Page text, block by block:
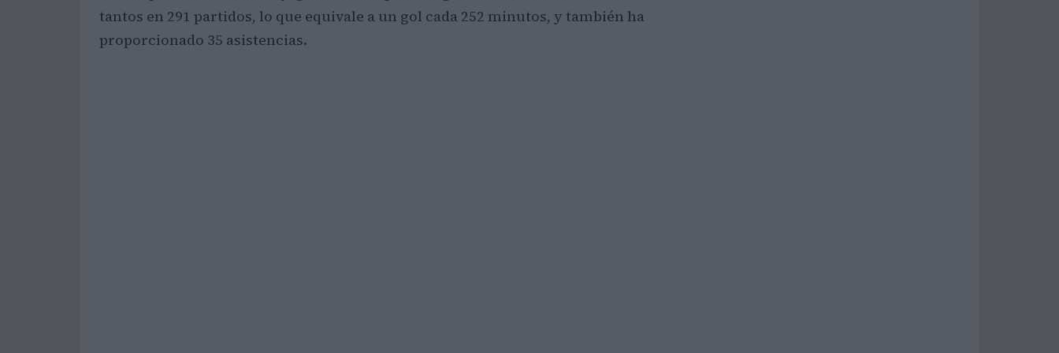
tantos en 291 partidos, lo que equivale a un gol cada 252 minutos, y también ha
proporcionado 35 asistencias.